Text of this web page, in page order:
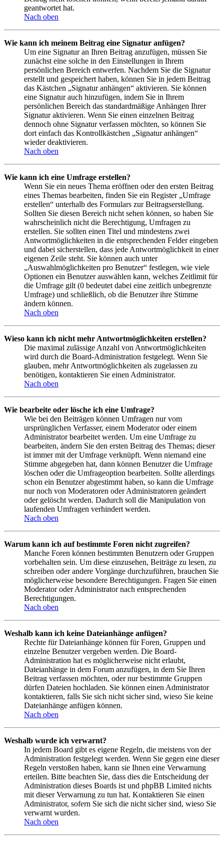
geantwortet hat.
Nach oben
Wie kann ich meinem Beitrag eine Signatur anfügen?
Um eine Signatur an Ihren Beitrag anzufügen, müssen Sie
zunächst eine solche in den Einstellungen in Ihrem
persönlichen Bereich entwerfen. Nachdem Sie die Signatur
erstellt und gespeichert haben, können Sie in jedem Beitrag
das Kästchen „Signatur anhängen“ aktivieren. Sie können
eine Signatur auch hinzufügen, indem Sie in Ihrem
persönlichen Bereich das standardmäßige Anhängen Ihrer
Signatur aktivieren. Wenn Sie einen einzelnen Beitrag
dennoch ohne Signatur verfassen möchten, so können Sie
dort einfach das Kontrollkästchen „Signatur anhängen“
wieder deaktivieren.
Nach oben
Wie kann ich eine Umfrage erstellen?
Wenn Sie ein neues Thema eröffnen oder den ersten Beitrag
eines Themas bearbeiten, finden Sie ein Register „Umfrage
erstellen“ unterhalb des Formulars zur Beitragserstellung.
Sollten Sie diesen Bereich nicht sehen können, so haben Sie
wahrscheinlich nicht die Berechtigung, Umfragen zu
erstellen. Sie sollten einen Titel und mindestens zwei
Antwortmöglichkeiten in die entsprechenden Felder eingeben
und dabei sicherstellen, dass jede Antwortmöglichkeit in einer
eigenen Zeile steht. Sie können auch unter
„Auswahlmöglichkeiten pro Benutzer“ festlegen, wie viele
Optionen ein Benutzer auswählen kann, welches Zeitlimit für
die Umfrage gilt (0 bedeutet dabei eine zeitlich unbegrenzte
Umfrage) und schließlich, ob die Benutzer ihre Stimme
ändern können.
Nach oben
Wieso kann ich nicht mehr Antwortmöglichkeiten erstellen?
Die maximal zulässige Anzahl von Antwortmöglichkeiten
wird durch die Board-Administration festgelegt. Wenn Sie
glauben, mehr Antwortmöglichkeiten als zugelassen zu
benötigen, kontaktieren Sie einen Administrator.
Nach oben
Wie bearbeite oder lösche ich eine Umfrage?
Wie bei den Beiträgen können Umfragen nur vom
ursprünglichen Verfasser, einem Moderator oder einem
Administrator bearbeitet werden. Um eine Umfrage zu
bearbeiten, ändern Sie den ersten Beitrag des Themas; dieser
ist immer mit der Umfrage verknüpft. Wenn niemand eine
Stimme abgegeben hat, dann können Benutzer die Umfrage
löschen oder die Umfrageoption bearbeiten. Sollte allerdings
schon ein Benutzer abgestimmt haben, so kann die Umfrage
nur noch von Moderatoren oder Administratoren geändert
oder gelöscht werden. Dadurch soll die Manipulation von
laufenden Umfragen verhindert werden.
Nach oben
Warum kann ich auf bestimmte Foren nicht zugreifen?
Manche Foren können bestimmten Benutzern oder Gruppen
vorbehalten sein. Um diese einzusehen, Beiträge zu lesen, zu
schreiben oder andere Vorgänge durchzuführen, brauchen Sie
möglicherweise besondere Berechtigungen. Fragen Sie einen
Moderator oder Administrator nach entsprechenden
Berechtigungen.
Nach oben
Weshalb kann ich keine Dateianhänge anfügen?
Rechte für Dateianhänge können für Foren, Gruppen und
einzelne Benutzer vergeben werden. Die Board-
Administration hat es möglicherweise nicht erlaubt,
Dateianhänge in dem Forum anzufügen, in dem Sie Ihren
Beitrag verfassen möchten, oder nur bestimmte Gruppen
dürfen Dateien hochladen. Sie können einen Administrator
kontaktieren, falls Sie sich nicht sicher sind, wieso Sie keine
Dateianhänge anfügen können.
Nach oben
Weshalb wurde ich verwarnt?
In jedem Board gibt es eigene Regeln, die meistens von der
Administration festgelegt werden. Wenn Sie gegen eine dieser
Regeln verstoßen haben, kann sie Ihnen eine Verwarnung
erteilen. Bitte beachten Sie, dass dies die Entscheidung der
Administration dieses Boards ist und phpBB Limited nichts
mit dieser Verwarnung zu tun hat. Kontaktieren Sie einen
Administrator, sofern Sie sich die nicht sicher sind, wieso Sie
verwarnt wurden.
Nach oben